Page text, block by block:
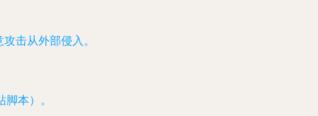
击从外部侵入。
本）。